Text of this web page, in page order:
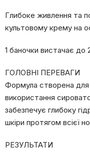
Глибоке живлення та
культовому крему на
1 баночки вистачає до
ГОЛОВНІ ПЕРЕВАГИ
Формула створена для
використання
забезпечує глибоку
шкіри протягом всієї
РЕЗУЛЬТАТИ